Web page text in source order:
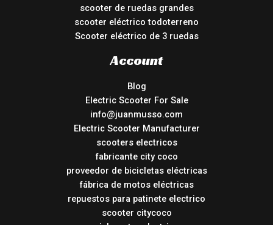
scooter de ruedas grandes
scooter eléctrico todoterreno
Scooter eléctrico de 3 ruedas
Account
Blog
Electric Scooter For Sale
info@juanmusso.com
Electric Scooter Manufacturer
scooters electricos
fabricante city coco
proveedor de bicicletas eléctricas
fábrica de motos eléctricas
repuestos para patinete electrico
scooter citycoco